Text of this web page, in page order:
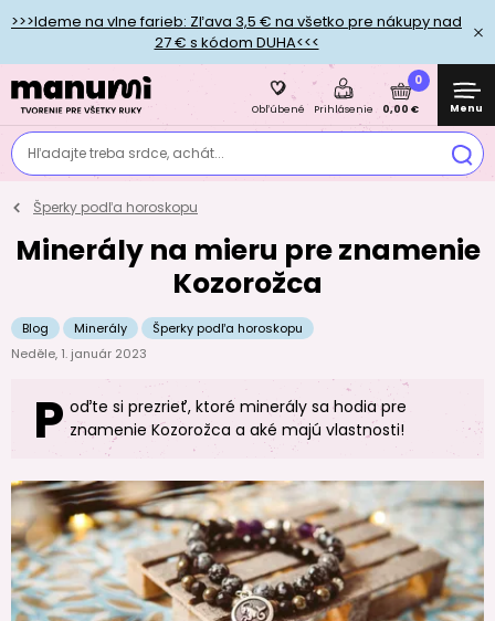
>>>Ideme na vlne farieb: Zľava 3,5 € na všetko pre nákupy nad
27 € s kódom DUHA<<<
Hľadajte treba srdce, achát...
Obľúbené Prihlásenie
0
0,00 € Menu
Šperky podľa horoskopu
Minerály na mieru pre znamenie
Kozorožca
Blog Minerály
Šperky podľa horoskopu
Neděle, 1. január 2023
P oďte si prezrieť, ktoré minerály sa hodia pre
znamenie Kozorožca a aké majú vlastnosti!